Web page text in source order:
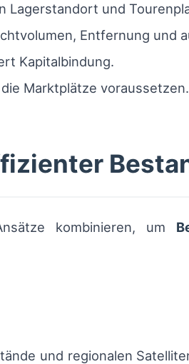
Lagerstandort und
Entfernung und
Kapitalbindung.
Marktplätze voraussetzen.
kombinieren, um
und regionalen